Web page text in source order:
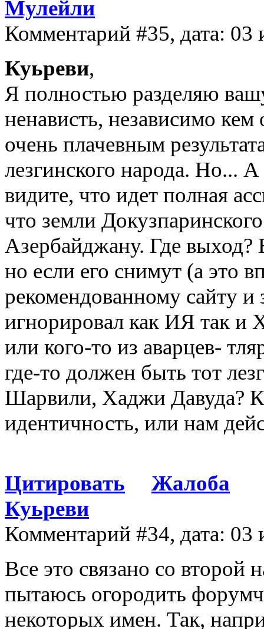
Мулейли
Комментарий #35, дата:
Куьреви,
Я полностью разделяю
ненависть, независимо
очень плачевным
лезгинского народа. Но...
видите, что идет полная
что земли
Азербайджану. Где выход?
но если его снимут (а это
рекомендованному сайту
игнорировал как ИЯ так и
или кого-то из аварцев-
где-то должен быть тот
Шарвили, Хаджи Давуда?
идентичность, или нам
Цитировать
Жалоба
Куьреви
Комментарий #34, дата:
Все это связано со
пытаюсь огородить
некоторых имен. Так,